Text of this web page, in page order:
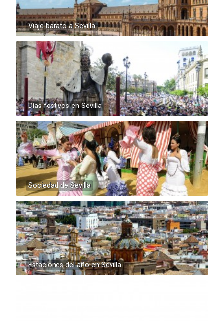
Viaje barato a Sevilla
Días festivos en Sevilla
Sociedad de Sevilla
Estaciones del año en Sevilla